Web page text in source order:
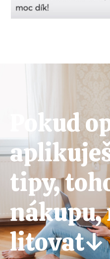
Pokud
tipy,
nákupu,
litovat↓